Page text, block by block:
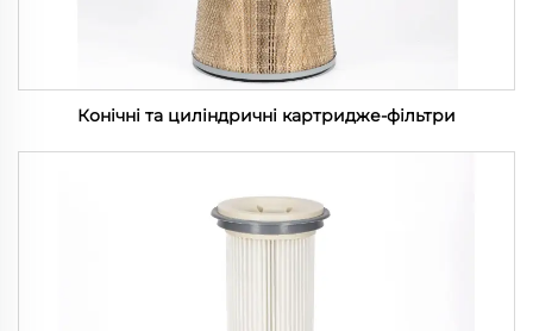
Конічні та циліндричні картридже-фільтри